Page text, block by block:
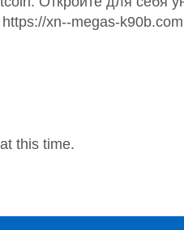
xn--megas-k90b.com
this time.